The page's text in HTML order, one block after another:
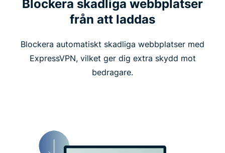
Blockera skadliga webbplatser
från att laddas
Blockera automatiskt skadliga webbplatser med
ExpressVPN, vilket ger dig extra skydd mot
bedragare.